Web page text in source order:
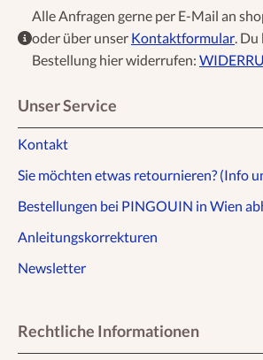
Alle Anfragen gerne per E-Mail an
oder über unser Kontaktformular.
Bestellung hier widerrufen:
Unser Service
Kontakt
Sie möchten etwas retournieren? (Info
Bestellungen bei PINGOUIN in Wien
Anleitungskorrekturen
Newsletter
Rechtliche Informationen